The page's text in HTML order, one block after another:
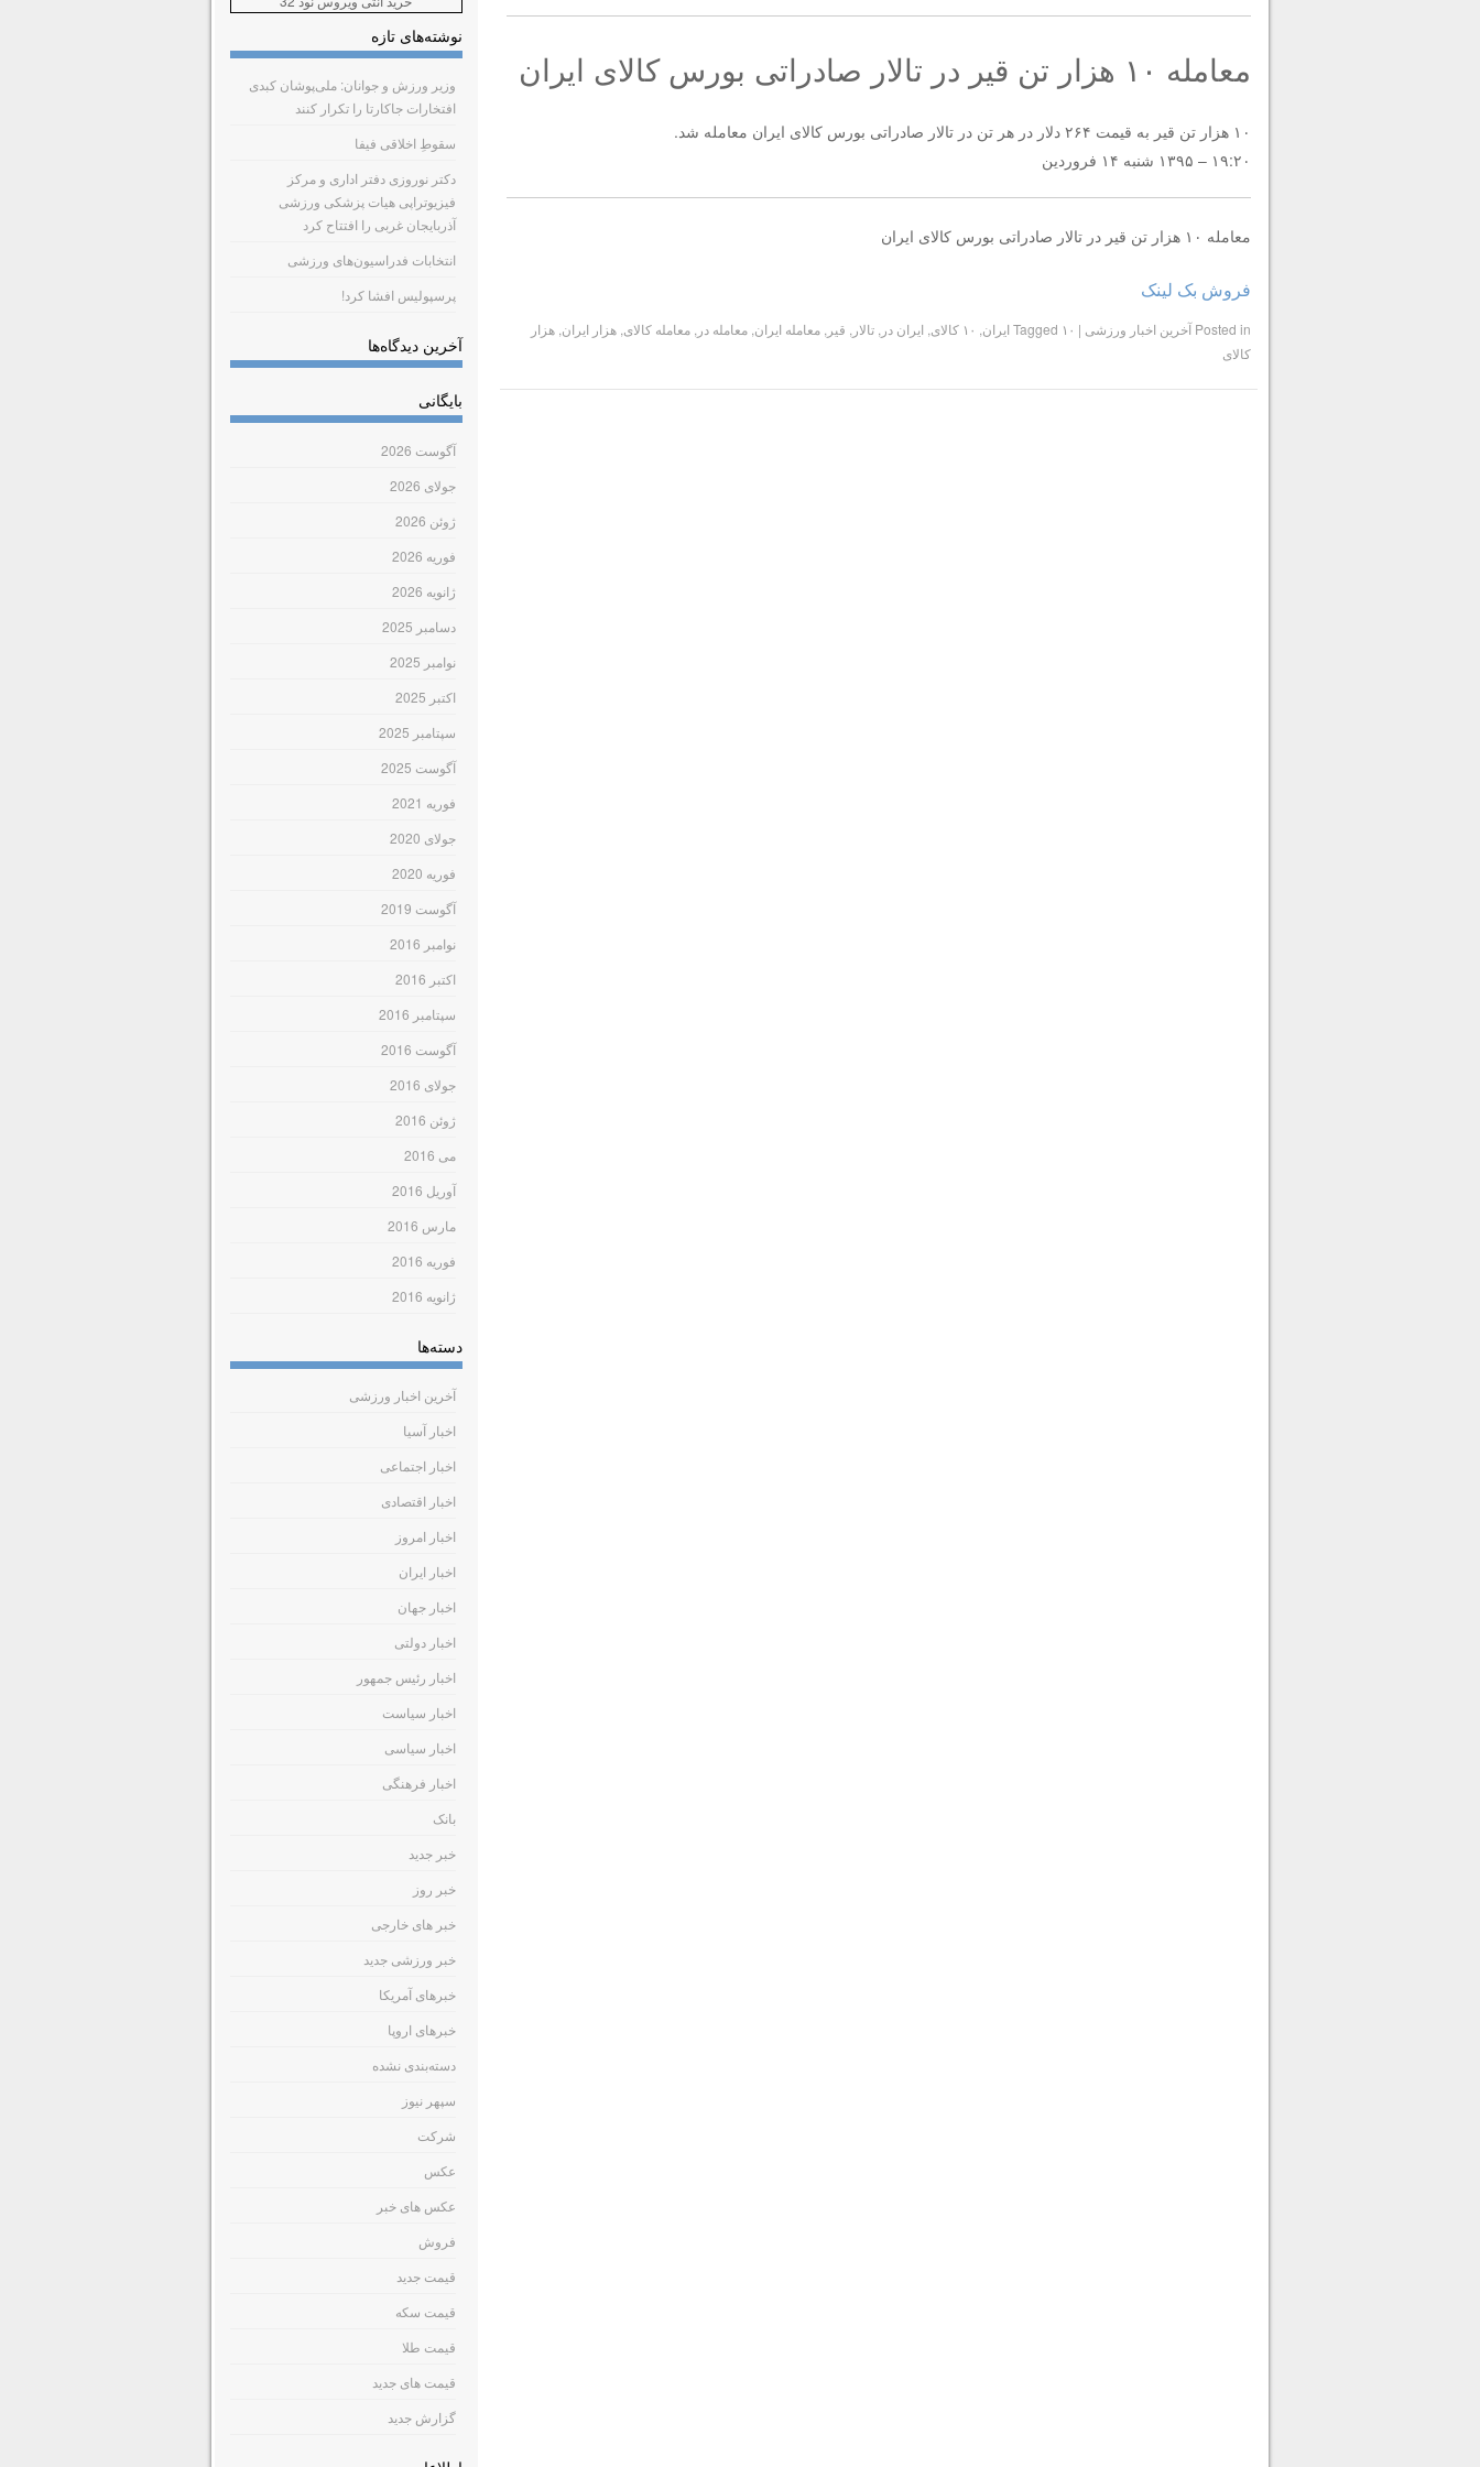
معامله ۱۰ هزار تن قیر در تالار صادراتی بورس کالای ایران
۱۰ هزار تن قیر به قیمت ۲۶۴ دلار در هر تن در تالار صادراتی بورس کالای ایران معامله شد.
۱۹:۲۰ – ۱۳۹۵ شنبه ۱۴ فروردین
معامله ۱۰ هزار تن قیر در تالار صادراتی بورس کالای ایران
فروش بک لینک
Posted in آخرین اخبار ورزشی |
Tagged ۱۰ ایران ۱۰ کالای ایران در تالار قیر معامله ایران معامله در معامله کالای هزار ایران هزار
کالای
نوشته‌های تازه
وزیر ورزش و جوانان: ملی‌پوشان کبدی
افتخارات جاکارتا را تکرار کنند
سقوطِ اخلاقی فیفا
دکتر نوروزی دفتر اداری و مرکز
فیزیوتراپی هیات پزشکی ورزشی
آذربایجان غربی را افتتاح کرد
انتخابات فدراسیون‌های ورزشی
پرسپولیس افشا کرد!
آخرین دیدگاه‌ها
بایگانی
آگوست 2026
جولای 2026
ژوئن 2026
فوریه 2026
ژانویه 2026
دسامبر 2025
نوامبر 2025
اکتبر 2025
سپتامبر 2025
آگوست 2025
فوریه 2021
جولای 2020
فوریه 2020
آگوست 2019
نوامبر 2016
اکتبر 2016
سپتامبر 2016
آگوست 2016
جولای 2016
ژوئن 2016
می 2016
آوریل 2016
مارس 2016
فوریه 2016
ژانویه 2016
دسته‌ها
آخرین اخبار ورزشی
اخبار آسیا
اخبار اجتماعی
اخبار اقتصادی
اخبار امروز
اخبار ایران
اخبار جهان
اخبار دولتی
اخبار رئیس جمهور
اخبار سیاست
اخبار سیاسی
اخبار فرهنگی
بانک
خبر جدید
خبر روز
خبر های خارجی
خبر ورزشی جدید
خبرهای آمریکا
خبرهای اروپا
دسته‌بندی نشده
سپهر نیوز
شرکت
عکس
عکس های خبر
فروش
قیمت جدید
قیمت سکه
قیمت طلا
قیمت های جدید
گزارش جدید